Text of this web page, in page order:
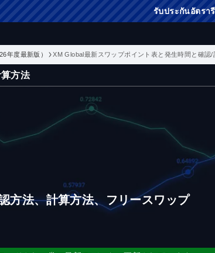
รับประกันอัตรารีเบทสูงสุดในโลก
年度最新版） XM Global最新スワップポイント表と発生時間と確認/
方法
方法、計算方法、フリースワップ